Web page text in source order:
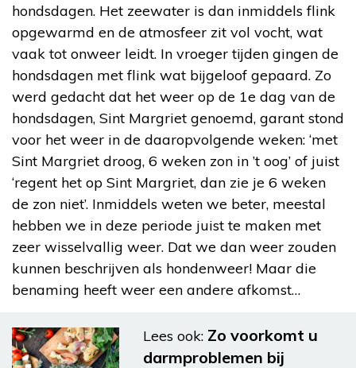
hondsdagen. Het zeewater is dan inmiddels flink
opgewarmd en de atmosfeer zit vol vocht, wat
vaak tot onweer leidt. In vroeger tijden gingen de
hondsdagen met flink wat bijgeloof gepaard. Zo
werd gedacht dat het weer op de 1e dag van de
hondsdagen, Sint Margriet genoemd, garant stond
voor het weer in de daaropvolgende weken: ‘met
Sint Margriet droog, 6 weken zon in ’t oog’ of juist
‘regent het op Sint Margriet, dan zie je 6 weken
de zon niet’. Inmiddels weten we beter, meestal
hebben we in deze periode juist te maken met
zeer wisselvallig weer. Dat we dan weer zouden
kunnen beschrijven als hondenweer! Maar die
benaming heeft weer een andere afkomst…
Lees ook: Zo voorkomt u
darmproblemen bij